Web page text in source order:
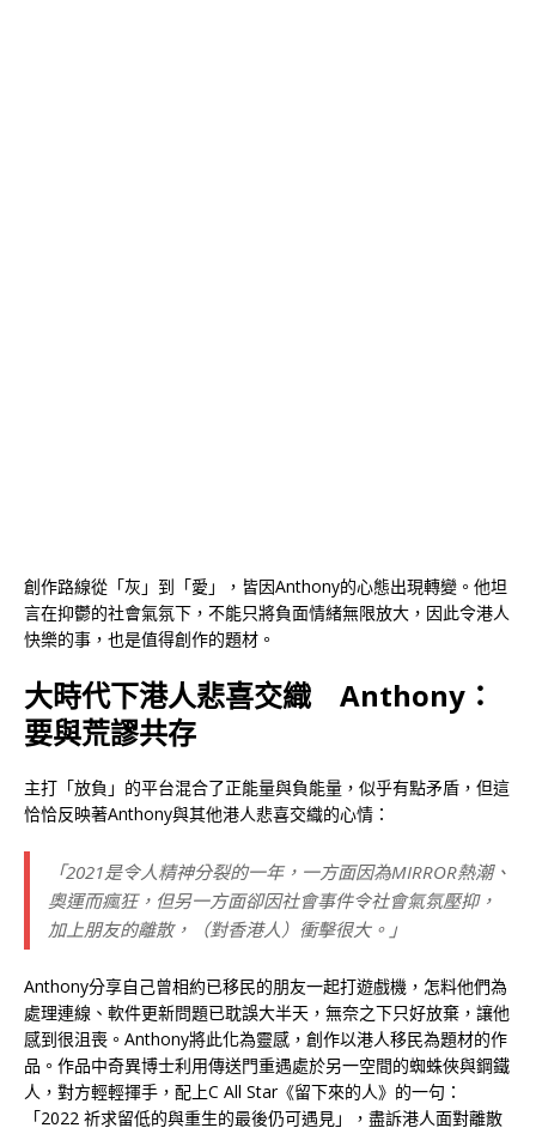
創作路線從「灰」到「愛」，皆因Anthony的心態出現轉變。他坦
言在抑鬱的社會氣氛下，不能只將負面情緒無限放大，因此令港人
快樂的事，也是值得創作的題材。
大時代下港人悲喜交織 Anthony：
要與荒謬共存
主打「放負」的平台混合了正能量與負能量，似乎有點矛盾，但這
恰恰反映著Anthony與其他港人悲喜交織的心情：
「2021是令人精神分裂的一年，一方面因為MIRROR熱潮、
奧運而瘋狂，但另一方面卻因社會事件令社會氣氛壓抑，
加上朋友的離散，（對香港人）衝擊很大。」
Anthony分享自己曾相約已移民的朋友一起打遊戲機，怎料他們為
處理連線、軟件更新問題已耽誤大半天，無奈之下只好放棄，讓他
感到很沮喪。Anthony將此化為靈感，創作以港人移民為題材的作
品。作品中奇異博士利用傳送門重遇處於另一空間的蜘蛛俠與鋼鐵
人，對方輕輕揮手，配上C All Star《留下來的人》的一句：
「2022 祈求留低的與重生的最後仍可遇見」，盡訴港人面對離散